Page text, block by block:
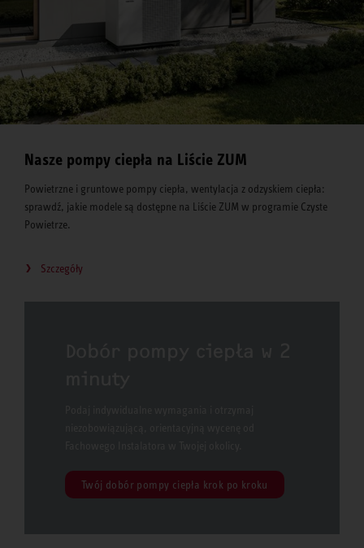
Nasze pompy ciepła na Liście ZUM
Powietrzne i gruntowe pompy ciepła, wentylacja z odzyskiem ciepła:
sprawdź, jakie modele są dostępne na Liście ZUM w programie Czyste
Powietrze.
Szczegóły
Twój dobór pompy ciepła krok po kroku